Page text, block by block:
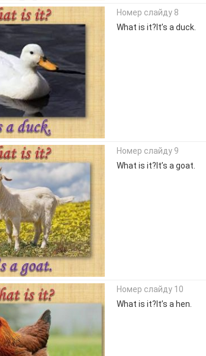
Номер слайду 8
What is it?It’s a duck.
Номер слайду 9
What is it?It’s a goat.
Номер слайду 10
What is it?It’s a hen.